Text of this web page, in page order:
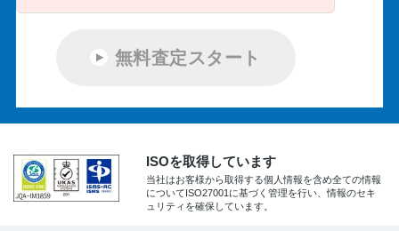
無料査定スタート
ISOを取得しています
当社はお客様から取得する個人情報を含め全ての情報
についてISO27001に基づく管理を行い、情報のセキ
ュリティを確保しています。